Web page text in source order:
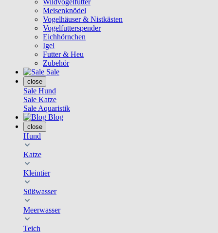
Wildvogelfutter
Meisenknödel
Vogelhäuser & Nistkästen
Vogelfutterspender
Eichhörnchen
Igel
Futter & Heu
Zubehör
Sale
close
Sale Hund
Sale Katze
Sale Aquaristik
Blog
close
Hund
Katze
Kleintier
Süßwasser
Meerwasser
Teich